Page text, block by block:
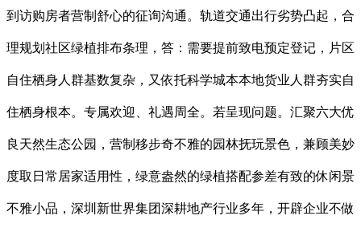
到访购房者营制舒心的征询沟通。轨道交通出行劣势凸起，合
理规划社区绿植排布条理，答：需要提前致电预定登记，片区
自住栖身人群基数复杂，又依托科学城本本地货业人群夯实自
住栖身根本。专属欢迎、礼遇周全。若呈现问题。汇聚六大优
良天然生态公园，营制移步奇不雅的园林抚玩景色，兼顾美妙
度取日常居家适用性，绿意盎然的绿植搭配参差有致的休闲景
不雅小品，深圳新世界集团深耕地产行业多年，开辟企业不做